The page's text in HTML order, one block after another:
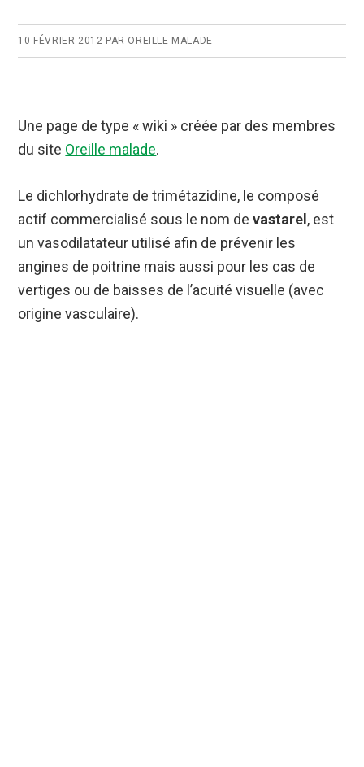
10 FÉVRIER 2012 PAR OREILLE MALADE
Une page de type « wiki » créée par des membres
du site Oreille malade.
Le dichlorhydrate de trimétazidine, le composé
actif commercialisé sous le nom devastarel, est
un vasodilatateur utilisé afin de prévenir les
angines de poitrine mais aussi pour les cas de
vertiges ou de baisses de l’acuité visuelle (avec
origine vasculaire).